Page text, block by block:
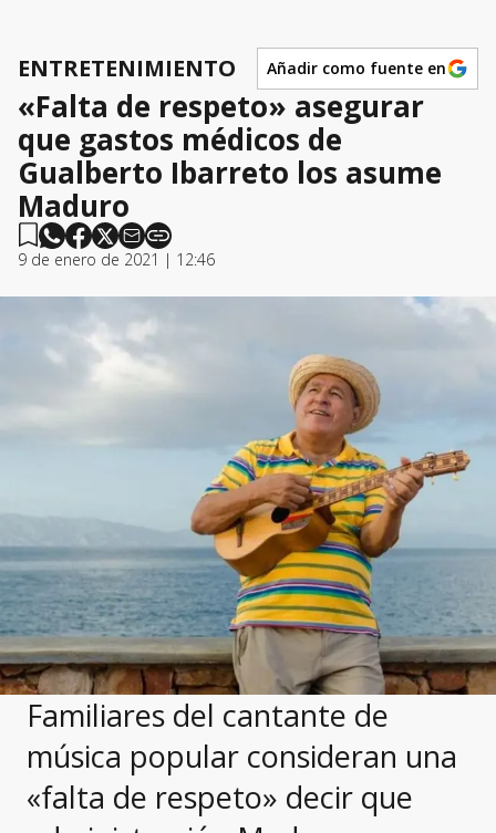
ENTRETENIMIENTO Añadir como fuente en
«Falta de respeto» asegurar
que gastos médicos de
Gualberto Ibarreto los asume
Maduro
9 de enero de 2021 | 12:46
Familiares del cantante de
música popular consideran una
«falta de respeto» decir que